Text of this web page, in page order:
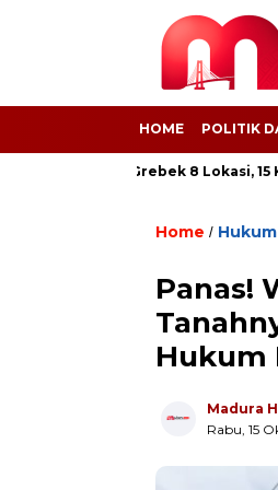
HOME POLITIK
Kejati Grebek 8 Lokasi, 15 Kades
Home /
Panas!
Hukum
Madura
Rabu, 15